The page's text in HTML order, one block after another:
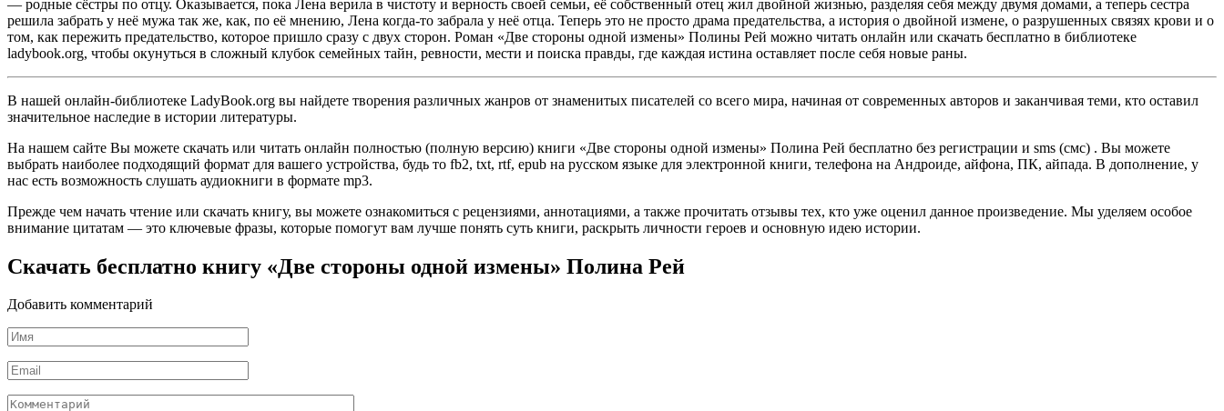
— родные сёстры по отцу. Оказывается, пока Лена верила в чистоту и верность своей семьи, её собственный отец жил двойной жизнью, разделяя себя между двумя домами, а теперь сестра
решила забрать у неё мужа так же, как, по её мнению, Лена когда-то забрала у неё отца. Теперь это не просто драма предательства, а история о двойной измене, о разрушенных связях крови и о
том, как пережить предательство, которое пришло сразу с двух сторон. Роман «Две стороны одной измены» Полины Рей можно читать онлайн или скачать бесплатно в библиотеке
ladybook.org, чтобы окунуться в сложный клубок семейных тайн, ревности, мести и поиска правды, где каждая истина оставляет после себя новые раны.
В нашей онлайн-библиотеке LadyBook.org вы найдете творения различных жанров от знаменитых писателей со всего мира, начиная от современных авторов и заканчивая теми, кто оставил
значительное наследие в истории литературы.
На нашем сайте Вы можете скачать или читать онлайн полностью (полную версию) книги «Две стороны одной измены» Полина Рей бесплатно без регистрации и sms (смс) . Вы можете
выбрать наиболее подходящий формат для вашего устройства, будь то fb2, txt, rtf, epub на русском языке для электронной книги, телефона на Андроиде, айфона, ПК, айпада. В дополнение, у
нас есть возможность слушать аудиокниги в формате mp3.
Прежде чем начать чтение или скачать книгу, вы можете ознакомиться с рецензиями, аннотациями, а также прочитать отзывы тех, кто уже оценил данное произведение. Мы уделяем особое
внимание цитатам — это ключевые фразы, которые помогут вам лучше понять суть книги, раскрыть личности героев и основную идею истории.
Скачать бесплатно книгу «Две стороны одной измены» Полина Рей
Добавить комментарий
Имя
*
Email
*
Комментарий